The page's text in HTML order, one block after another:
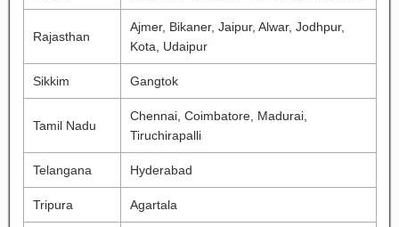
Rajasthan
Ajmer, Bikaner, Jaipur, Alwar, Jodhpur,
Kota, Udaipur
Sikkim Gangtok
Tamil Nadu
Chennai, Coimbatore, Madurai,
Tiruchirapalli
Telangana Hyderabad
Tripura Agartala